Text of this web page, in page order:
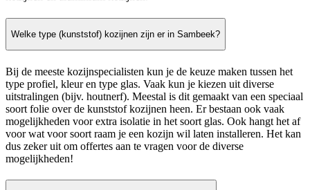
Welke type (kunststof) kozijnen zijn er in Sambeek?
Bij de meeste kozijnspecialisten kun je de keuze maken tussen het
type profiel, kleur en type glas. Vaak kun je kiezen uit diverse
uitstralingen (bijv. houtnerf). Meestal is dit gemaakt van een speciaal
soort folie over de kunststof kozijnen heen. Er bestaan ook vaak
mogelijkheden voor extra isolatie in het soort glas. Ook hangt het af
voor wat voor soort raam je een kozijn wil laten installeren. Het kan
dus zeker uit om offertes aan te vragen voor de diverse
mogelijkheden!